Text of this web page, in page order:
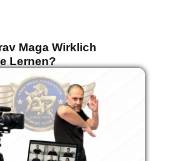
Maga Wirklich
Lernen?